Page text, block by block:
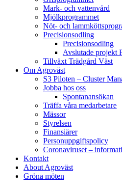
Mark- och vattenvård
Mjölkprogrammet
Nöt- och
Precisionsodling
Precisionsodling
Avslutade projekt
Tillväxt Trädgård Väst
Om Agroväst
S3 Piloten – Cluster
Jobba hos oss
Spontanansökan
Träffa våra medarbetare
Mässor
Styrelsen
Finansiärer
Personuppgiftspolicy
Coronaviruset –
Kontakt
About Agroväst
Gröna möten